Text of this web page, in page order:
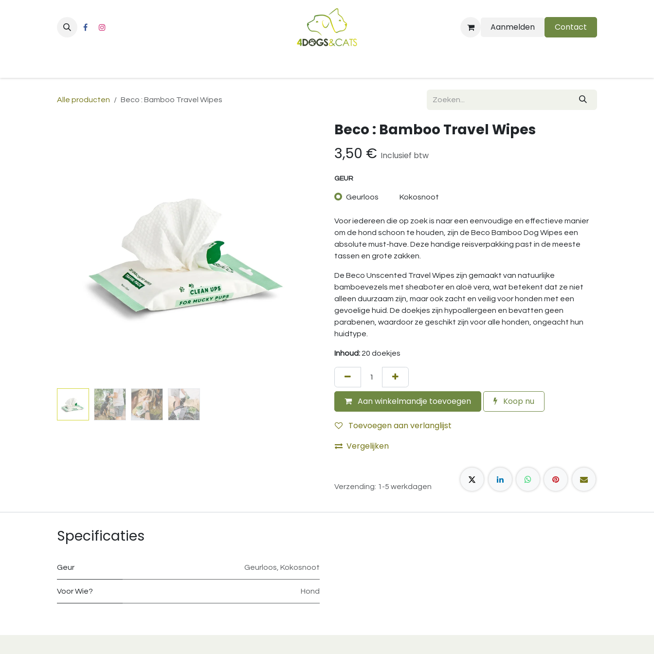
Aanmelden
Contact
Alle producten Beco : Bamboo Travel Wipes
Beco : Bamboo Travel Wipes
3,50 € Inclusief btw
GEUR
Geurloos Kokosnoot
Voor iedereen die op zoek is naar een eenvoudige en effectieve manier
om de hond schoon te houden, zijn de Beco Bamboo Dog Wipes een
absolute must-have. Deze handige reisverpakking past in de meeste
tassen en grote zakken.
De Beco Unscented Travel Wipes zijn gemaakt van natuurlijke
bamboevezels met sheaboter en aloë vera, wat betekent dat ze niet
alleen duurzaam zijn, maar ook zacht en veilig voor honden met een
gevoelige huid. De doekjes zijn hypoallergeen en bevatten geen
parabenen, waardoor ze geschikt zijn voor alle honden, ongeacht hun
huidtype.
Inhoud: 20 doekjes
Aan winkelmandje toevoegen Koop nu
Toevoegen aan verlanglijst
Vergelijken
Verzending: 1-5 werkdagen
Specificaties
Geur Geurloos, Kokosnoot
Voor Wie? Hond